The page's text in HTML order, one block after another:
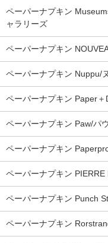
ペーパーナプキン
ャラリーズ
ペーパーナプキン
ペーパーナプキン Nuppu/
ペーパーナプキン Paper＋
ペーパーナプキン Paw/パウ
ペーパーナプキン
ペーパーナプキン
ペーパーナプキン Punch
ペーパーナプキン